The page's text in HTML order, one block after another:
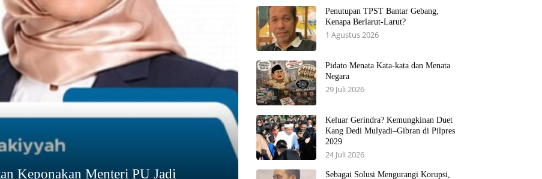
Keponakan Menteri PU Jadi
Penutupan TPST Bantar Gebang,
Kenapa Berlarut-Larut?
1 Agustus 2026
Pidato Menata Kata-kata dan Menata
Negara
29 Juli 2026
Keluar Gerindra? Kemungkinan Duet
Kang Dedi Mulyadi–Gibran di Pilpres
2029
24 Juli 2026
Sebagai Solusi Mengurangi Korupsi,